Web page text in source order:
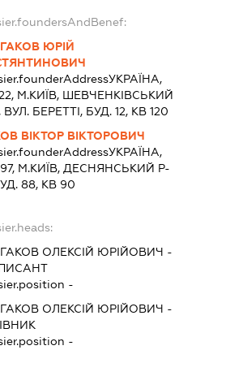
ЮРІЙ
УКРАЇНА,
М.КИЇВ, ШЕВЧЕНКІВСЬКИЙ
ВУЛ. БЕРЕТТІ, БУД. 12, КВ 120
ВІКТОР ВІКТОРОВИЧ
УКРАЇНА,
М.КИЇВ, ДЕСНЯНСЬКИЙ Р-
88, КВ 90
ОЛЕКСІЙ ЮРІЙОВИЧ -
-
ОЛЕКСІЙ ЮРІЙОВИЧ -
-